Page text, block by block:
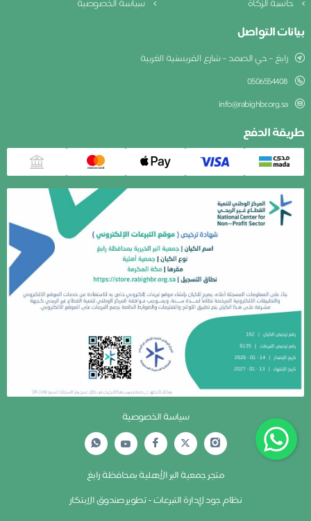
حاسبة الزكاة
سياسة الخصوصية
بيانات التواصل
رابغ – حي الصمد – شارع الفريسنية الغربية
0506554408
info@rabighbr.org.sa
طريقة الدفع
سياسة الخصوصية
متجر جمعية البر الأهلية بمحافظة رابغ
نظام جود لإدارة التبرعات - تطوير صندوق الابتكار